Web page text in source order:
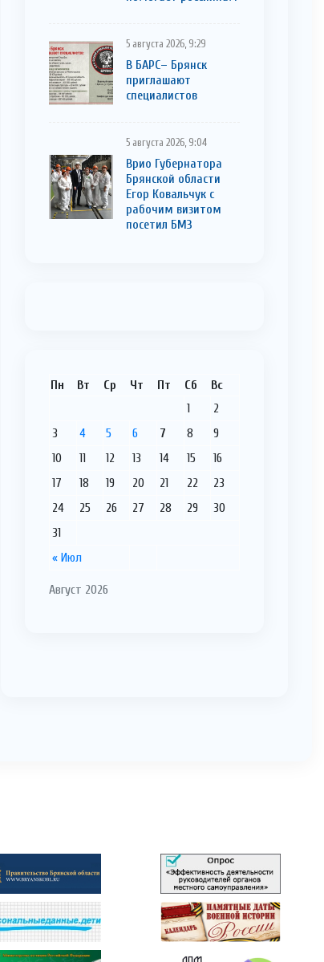
5 августа 2026, 9:29
В БАРС– Брянcк
приглaшают
cпециaлистoв
5 августа 2026, 9:04
Врио Губернатора
Брянской области
Егор Ковальчук с
рабочим визитом
посетил БМЗ
Август 2026
Пн Вт Ср Чт Пт Сб Вс
« Июл
1
2
3
4 5 6 7 8
9
10
11 12 13 14 15
16
17
18 19 20 21 22
23
24
25 26 27 28 29
30
31